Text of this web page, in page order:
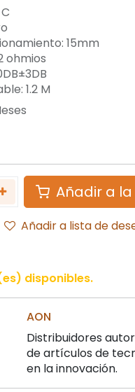
15mm
ohmios
1.2 M
Añadir a
Añadir a lista de
disponibles.
AON
Distribuidores
de artículos de
en la innovación.